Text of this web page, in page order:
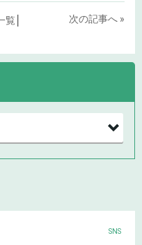
覧 次の記事へ »
SNS